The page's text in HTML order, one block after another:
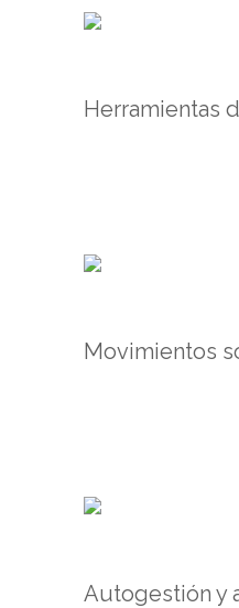
Herramientas
Movimientos
Autogestión y